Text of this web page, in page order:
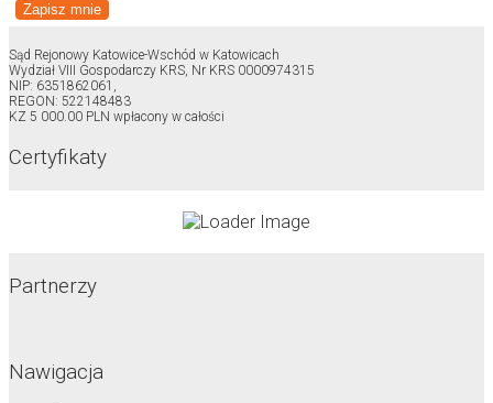
Zapisz mnie
Sąd Rejonowy Katowice-Wschód w Katowicach
Wydział VIII Gospodarczy KRS, Nr KRS 0000974315
NIP: 6351862061,
REGON: 522148483
KZ 5 000.00 PLN wpłacony w całości
Certyfikaty
Partnerzy
Nawigacja